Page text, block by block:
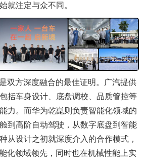
就注定与众不同。
双方深度融合的最佳证明。广汽提供
括车身设计、底盘调校、品质管控等
力。而华为乾崑则负责智能化领域的
到高阶自动驾驶，从数字底盘到智能
从设计之初就深度介入的合作模式，
化领域领先，同时也在机械性能上实